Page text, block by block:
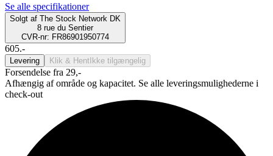
Se alle specifikationer
Solgt af The Stock Network DK
8 rue du Sentier
CVR-nr: FR86901950774
605.-
Levering Klik & Hent Ikke tilgængelig
Forsendelse fra 29,-
Afhængig af område og kapacitet. Se alle leveringsmulighederne i
check-out